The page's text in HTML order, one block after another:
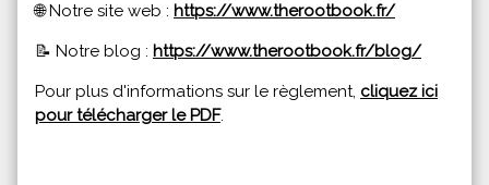
🌐 Notre site web : https://www.therootbook.fr/
📝 Notre blog : https://www.therootbook.fr/blog/
Pour plus d'informations sur le règlement, cliquez ici
pour télécharger le PDF.